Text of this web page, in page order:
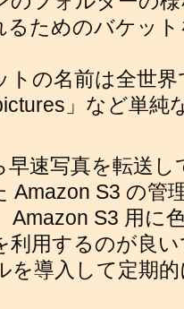
るためのバケッ
トの名前は全世
」など単純
速写真を転送し
Amazon S3 の管
Amazon S3 用に
利用するのが良
導入して定期